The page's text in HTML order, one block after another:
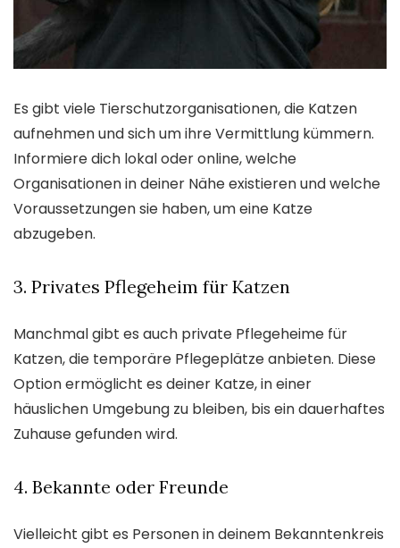
Es gibt viele Tierschutzorganisationen, die Katzen
aufnehmen und sich um ihre Vermittlung kümmern.
Informiere dich lokal oder online, welche
Organisationen in deiner Nähe existieren und welche
Voraussetzungen sie haben, um eine Katze
abzugeben.
3. Privates Pflegeheim für Katzen
Manchmal gibt es auch private Pflegeheime für
Katzen, die temporäre Pflegeplätze anbieten. Diese
Option ermöglicht es deiner Katze, in einer
häuslichen Umgebung zu bleiben, bis ein dauerhaftes
Zuhause gefunden wird.
4. Bekannte oder Freunde
Vielleicht gibt es Personen in deinem Bekanntenkreis